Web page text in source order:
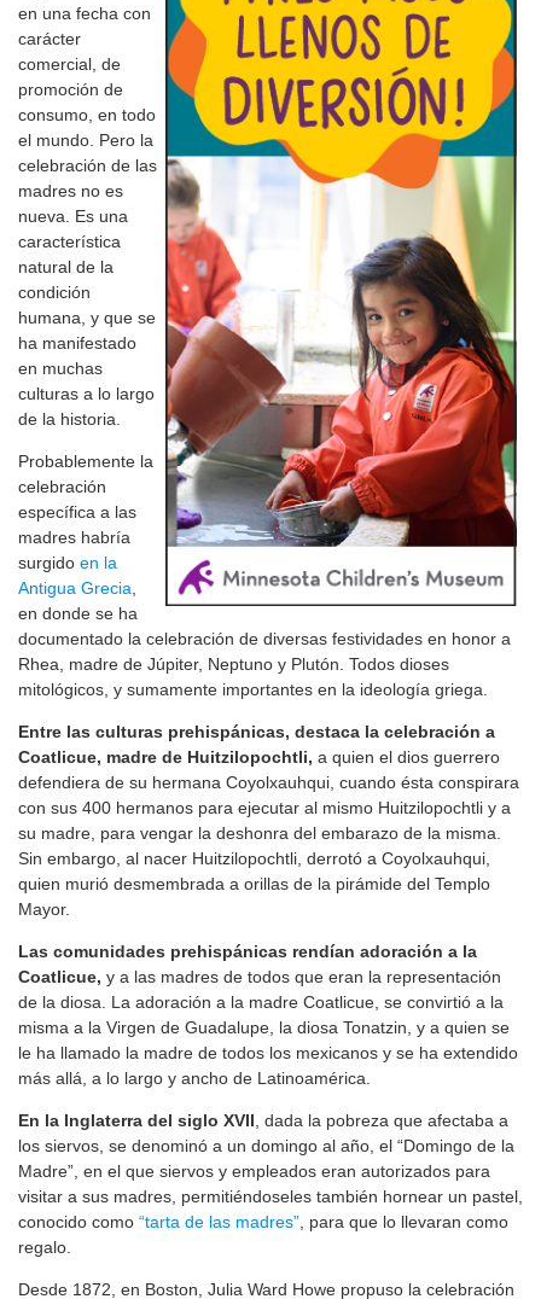
en una fecha con
carácter
comercial, de
promoción de
consumo, en todo
el mundo. Pero la
celebración de las
madres no es
nueva. Es una
característica
natural de la
condición
humana, y que se
ha manifestado
en muchas
culturas a lo largo
de la historia.
Probablemente la
celebración
específica a las
madres habría
surgido en la
Antigua Grecia
en donde se ha
documentado la celebración de diversas festividades en honor a
Rhea, madre de Júpiter, Neptuno y Plutón. Todos dioses
mitológicos, y sumamente importantes en la ideología griega.
Entre las culturas prehispánicas, destaca la celebración a
Coatlicue, madre de Huitzilopochtli, a quien el dios guerrero
defendiera de su hermana Coyolxauhqui, cuando ésta conspirara
con sus 400 hermanos para ejecutar al mismo Huitzilopochtli y a
su madre, para vengar la deshonra del embarazo de la misma.
Sin embargo, al nacer Huitzilopochtli, derrotó a Coyolxauhqui,
quien murió desmembrada a orillas de la pirámide del Templo
Mayor.
Las comunidades prehispánicas rendían adoración a la
Coatlicue, y a las madres de todos que eran la representación
de la diosa. La adoración a la madre Coatlicue, se convirtió a la
misma a la Virgen de Guadalupe, la diosa Tonatzin, y a quien se
le ha llamado la madre de todos los mexicanos y se ha extendido
más allá, a lo largo y ancho de Latinoamérica.
En la Inglaterra del siglo XVII , dada la pobreza que afectaba a
los siervos, se denominó a un domingo al año, el “Domingo de la
Madre”, en el que siervos y empleados eran autorizados para
visitar a sus madres, permitiéndoseles también hornear un pastel,
conocido como “tarta de las madres” , para que lo llevaran como
regalo.
Desde 1872, en Boston, Julia Ward Howe propuso la celebración